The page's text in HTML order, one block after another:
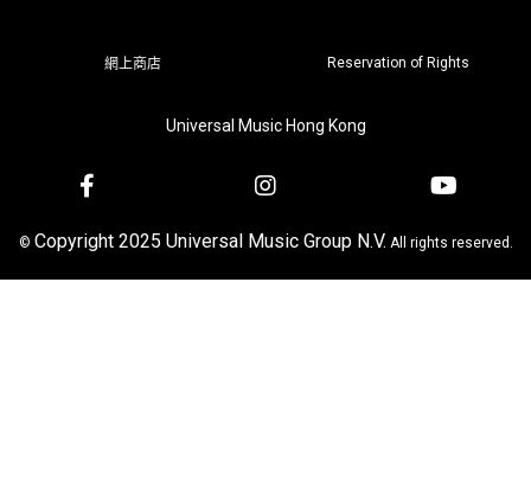
網上商店 Reservation of Rights
Universal Music Hong Kong
© Copyright 2025 Universal Music Group N.V. All rights reserved.